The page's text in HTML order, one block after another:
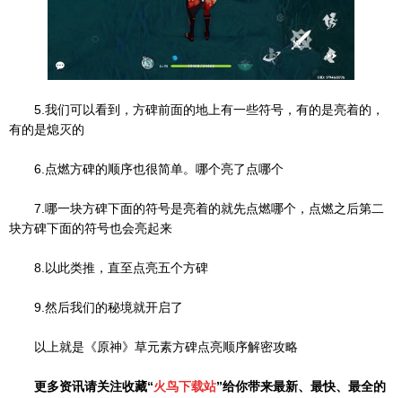
5.我们可以看到，方碑前面的地上有一些符号，有的是亮着的，
有的是熄灭的
6.点燃方碑的顺序也很简单。哪个亮了点哪个
7.哪一块方碑下面的符号是亮着的就先点燃哪个，点燃之后第二
块方碑下面的符号也会亮起来
8.以此类推，直至点亮五个方碑
9.然后我们的秘境就开启了
以上就是《原神》草元素方碑点亮顺序解密攻略
更多资讯请关注收藏“火鸟下载站”给你带来最新、最快、最全的